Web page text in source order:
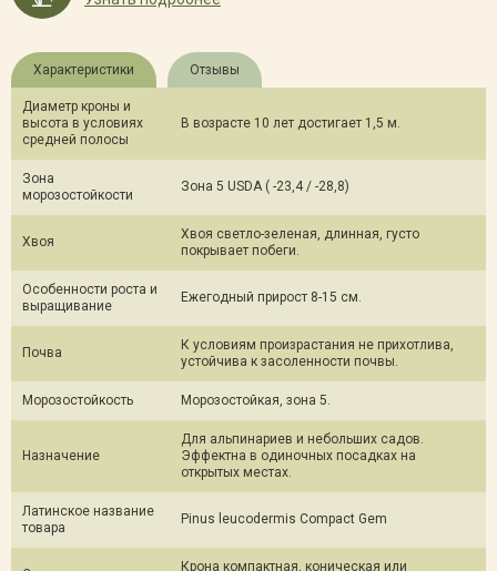
Характеристики Отзывы
Диаметр кроны и
высота в условиях
средней полосы
В возрасте 10 лет достигает 1,5 м.
Зона
морозостойкости
Зона 5 USDA ( -23,4 / -28,8)
Хвоя
Хвоя светло-зеленая, длинная, густо
покрывает побеги.
Особенности роста и
выращивание
Ежегодный прирост 8-15 см.
Почва
К условиям произрастания не прихотлива,
устойчива к засоленности почвы.
Морозостойкость Морозостойкая, зона 5.
Назначение
Для альпинариев и небольших садов.
Эффектна в одиночных посадках на
открытых местах.
Латинское название
товара
Pinus leucodermis Compact Gem
Крона компактная, коническая или